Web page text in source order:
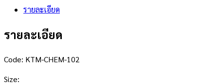
รายละเอียด
รายละเอียด
Code: KTM-CHEM-102
Size: